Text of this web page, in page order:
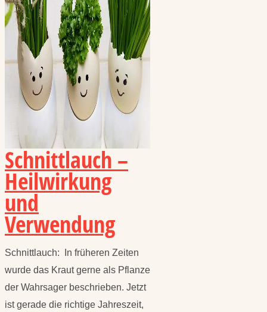
Schnittlauch –
Heilwirkung
und
Verwendung
Schnittlauch: In früheren Zeiten
wurde das Kraut gerne als Pflanze
der Wahrsager beschrieben. Jetzt
ist gerade die richtige Jahreszeit,